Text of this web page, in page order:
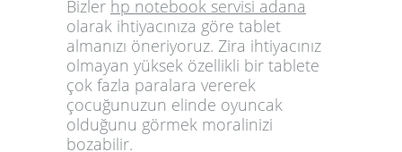
Bizler hp notebook servisi adana
olarak ihtiyacınıza göre tablet
almanızı öneriyoruz. Zira ihtiyacınız
olmayan yüksek özellikli bir tablete
çok fazla paralara vererek
çocuğunuzun elinde oyuncak
olduğunu görmek moralinizi
bozabilir.